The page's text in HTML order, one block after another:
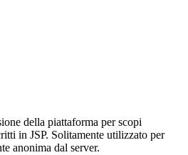
della piattaforma per scopi
in JSP. Solitamente utilizzato per
anonima dal server.